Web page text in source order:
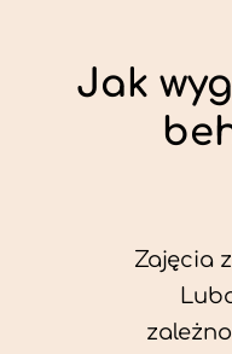
Jak
Zajęcia